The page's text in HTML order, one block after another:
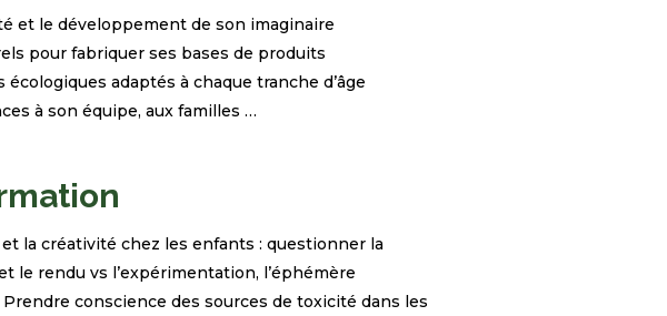
et le développement de son imaginaire
pour fabriquer ses bases de produits
adaptés à chaque tranche d’âge
à son équipe, aux familles …
la créativité chez les enfants: questionner la
le rendu vs l’expérimentation, l’éphémère
Prendre conscience des sources de toxicité dans les